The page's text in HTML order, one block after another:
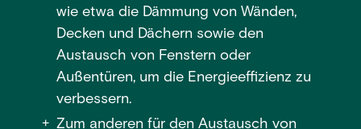
wie etwa die Dämmung von Wänden,
Decken und Dächern sowie den
Austausch von Fenstern oder
Außentüren, um die Energieeffizienz zu
verbessern.
Zum anderen für den Austausch von